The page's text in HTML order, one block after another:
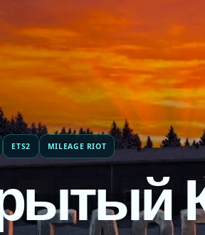
ETS2 MILEAGE RIOT